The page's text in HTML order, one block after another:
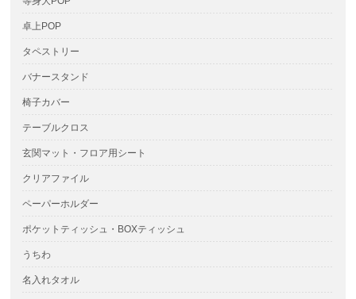
卓上POP
タペストリー
バナースタンド
椅子カバー
テーブルクロス
玄関マット・フロア用シート
クリアファイル
ペーパーホルダー
ポケットティッシュ・BOXティッシュ
うちわ
名入れタオル